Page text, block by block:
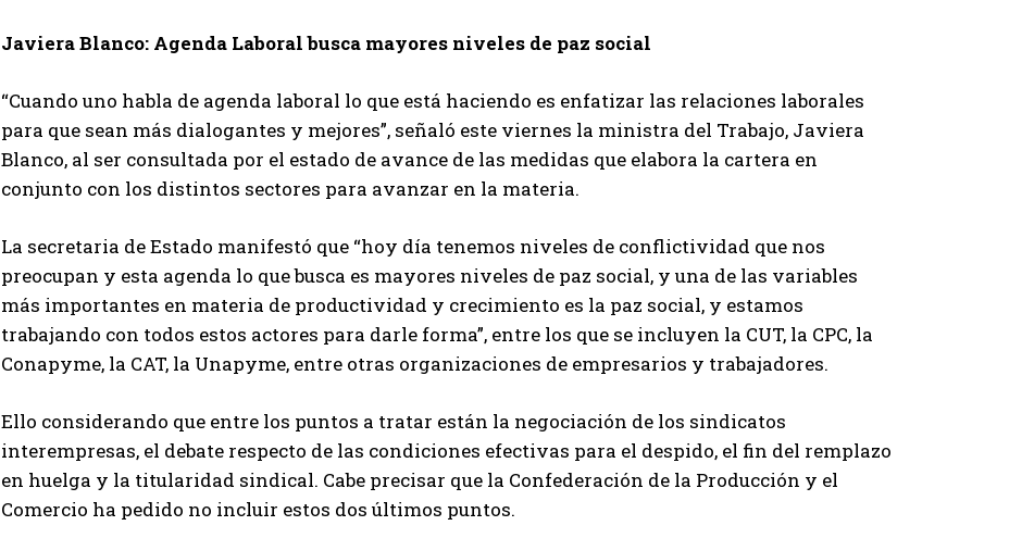
Javiera Blanco: Agenda Laboral busca mayores niveles de paz social
“Cuando uno habla de agenda laboral lo que está haciendo es enfatizar las relaciones laborales
para que sean más dialogantes y mejores”, señaló este viernes la ministra del Trabajo, Javiera
Blanco, al ser consultada por el estado de avance de las medidas que elabora la cartera en
conjunto con los distintos sectores para avanzar en la materia.
La secretaria de Estado manifestó que “hoy día tenemos niveles de conflictividad que nos
preocupan y esta agenda lo que busca es mayores niveles de paz social, y una de las variables
más importantes en materia de productividad y crecimiento es la paz social, y estamos
trabajando con todos estos actores para darle forma”, entre los que se incluyen la CUT, la CPC, la
Conapyme, la CAT, la Unapyme, entre otras organizaciones de empresarios y trabajadores.
Ello considerando que entre los puntos a tratar están la negociación de los sindicatos
interempresas, el debate respecto de las condiciones efectivas para el despido, el fin del remplazo
en huelga y la titularidad sindical. Cabe precisar que la Confederación de la Producción y el
Comercio ha pedido no incluir estos dos últimos puntos.